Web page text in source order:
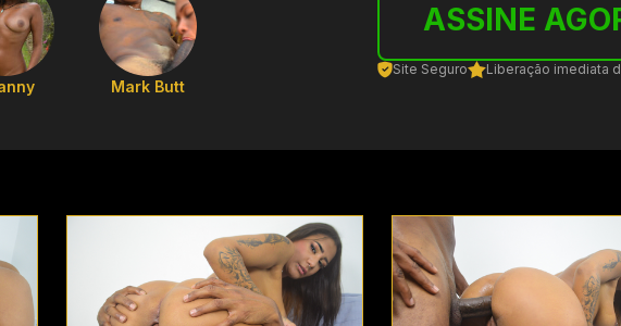
Mark Butt
ASSINE
Site Seguro Liberação imediata